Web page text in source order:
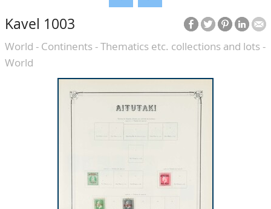
CATALOGI/OPBRENGSTEN
KEURINGSDIENST
Kavel 1003
World - Continents - Thematics etc. collections and lots -
World